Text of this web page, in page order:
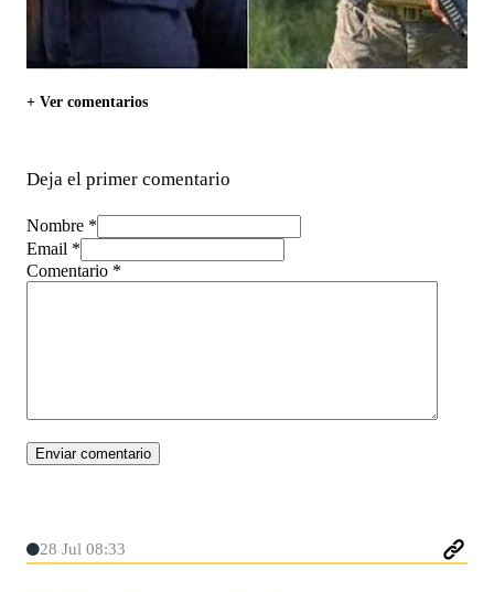
+ Ver comentarios
Deja el primer comentario
Nombre *
Email *
Comentario *
28 Jul 08:33